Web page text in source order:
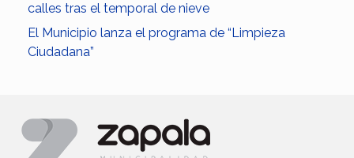
calles tras el temporal de nieve
El Municipio lanza el programa de “Limpieza
Ciudadana”